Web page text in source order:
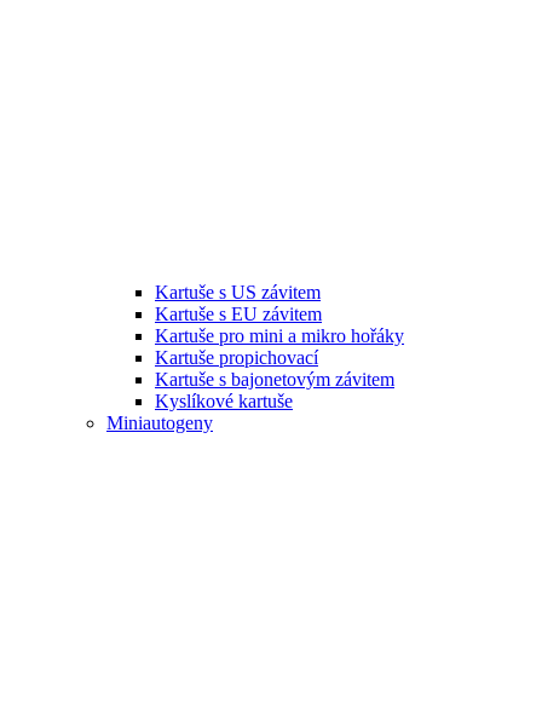
Kartuše s US závitem
Kartuše s EU závitem
Kartuše pro mini a mikro hořáky
Kartuše propichovací
Kartuše s bajonetovým závitem
Kyslíkové kartuše
Miniautogeny